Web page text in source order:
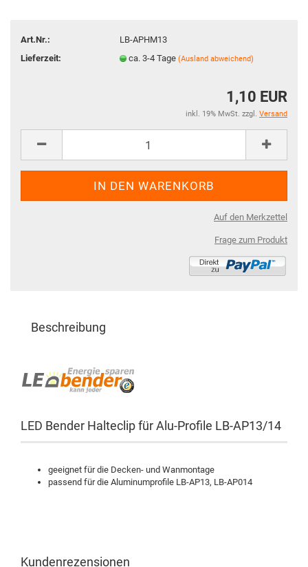
Art.Nr.:
LB-APHM13
Lieferzeit:
ca. 3-4 Tage(Ausland abweichend)
1,10 EUR
inkl. 19% MwSt. zzgl. Versand
Auf den Merkzettel
Frage zum Produkt
Beschreibung
LED Bender Halteclip für Alu-Profile LB-AP13/14
geeignet für die Decken- und Wanmontage
passend für die Aluminumprofile LB-AP13, LB-AP014
Kundenrezensionen